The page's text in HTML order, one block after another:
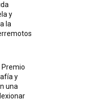
y
la
Premio
y
una